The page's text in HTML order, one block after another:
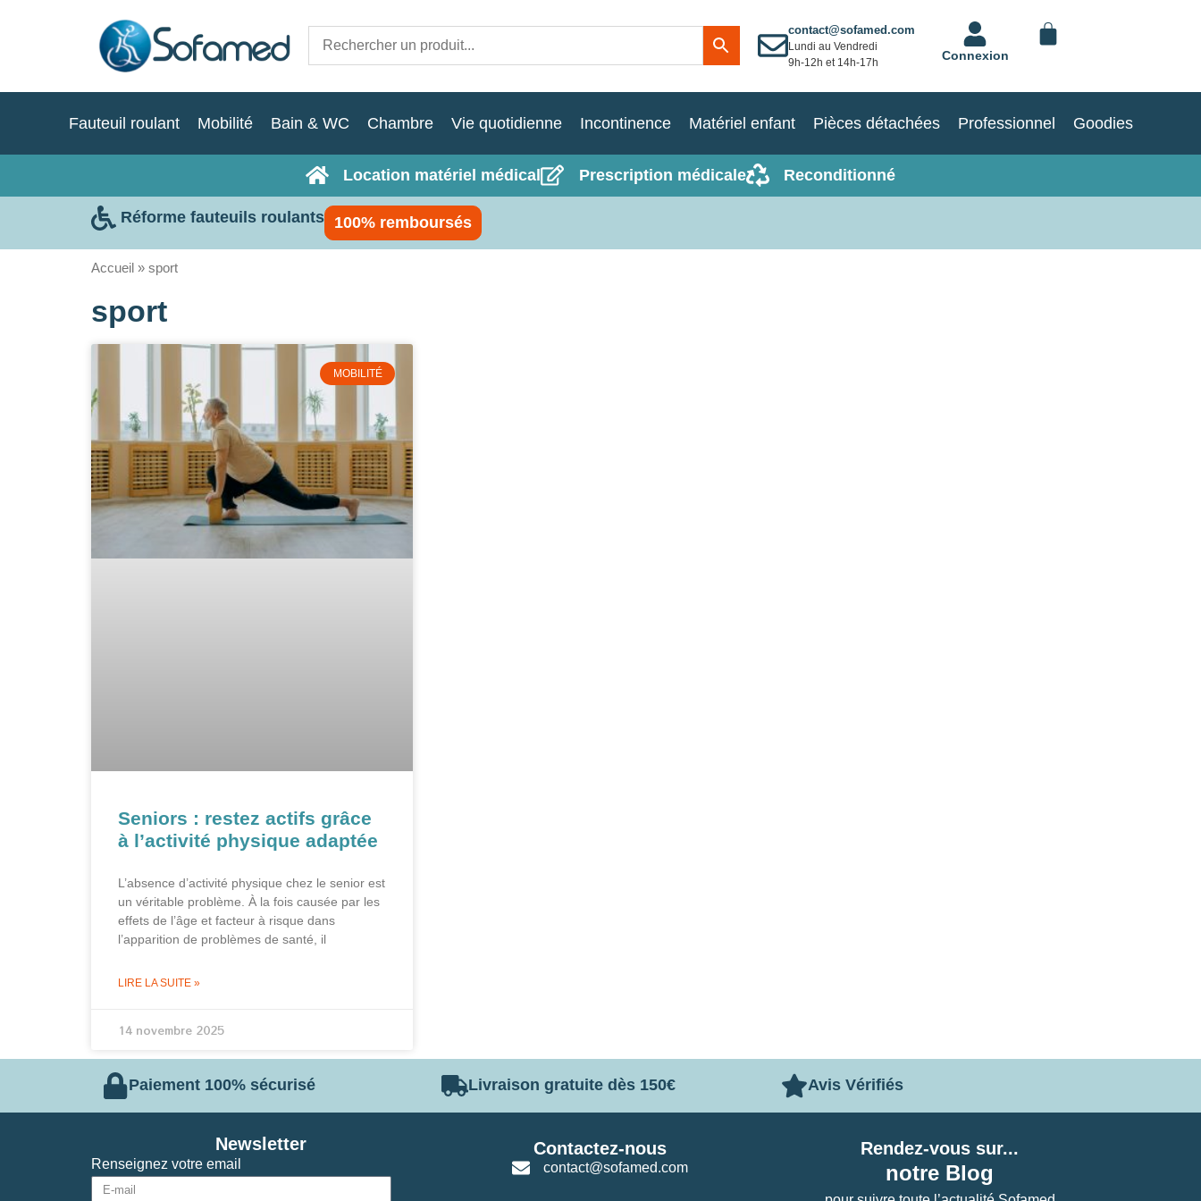
contact@sofamed.com
Lundi au Vendredi
9h-12h et 14h-17h
Connexion
Fauteuil roulant Mobilité Bain & WC Chambre Vie quotidienne Incontinence Matériel enfant Pièces détachées Professionnel Goodies
Location matériel médical Prescription médicale Reconditionné
Réforme fauteuils roulants 100% remboursés
Accueil » sport
sport
MOBILITÉ
Seniors : restez actifs grâce
à l’activité physique adaptée
L’absence d’activité physique chez le senior est
un véritable problème. À la fois causée par les
effets de l’âge et facteur à risque dans
l’apparition de problèmes de santé, il
LIRE LA SUITE »
14 novembre 2025
Paiement 100% sécurisé Livraison gratuite dès 150€ Avis Vérifiés
Renseignez votre email
Newsletter Contactez-nous
contact@sofamed.com
Rendez-vous sur...
notre Blog